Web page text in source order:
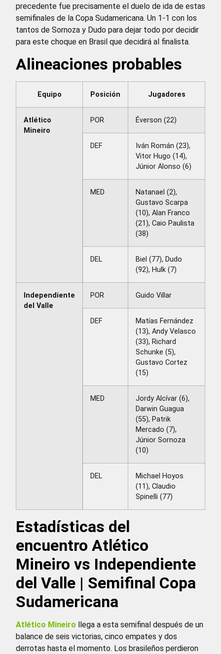
precedente fue precisamente el duelo de ida de estas
semifinales de la Copa Sudamericana. Un 1-1 con los
tantos de Sornoza y Dudo para dejar todo por decidir
para este choque en Brasil que decidirá al finalista.
Alineaciones probables
Equipo Posición Jugadores
Atlético
Mineiro
POR Éverson (22)
DEF
Iván Román (23),
Vitor Hugo (14),
Júnior Alonso (6)
MED
Natanael (2),
Gustavo Scarpa
(10), Alan Franco
(21), Caio Paulista
(38)
DEL
Biel (77), Dudo
(92), Hulk (7)
Independiente
del Valle
POR Guido Villar
DEF
Matías Fernández
(13), Andy Velasco
(33), Richard
Schunke (5),
Gustavo Cortez
(15)
MED
Jordy Alcívar (6),
Darwin Guagua
(55), Patrik
Mercado (7),
Júnior Sornoza
(10)
DEL
Michael Hoyos
(11), Claudio
Spinelli (77)
Estadísticas del
encuentro Atlético
Mineiro vs Independiente
del Valle | Semifinal Copa
Sudamericana
Atlético Mineiro
llega a esta semifinal después de un
balance de seis victorias, cinco empates y dos
derrotas hasta el momento. Los brasileños perdieron